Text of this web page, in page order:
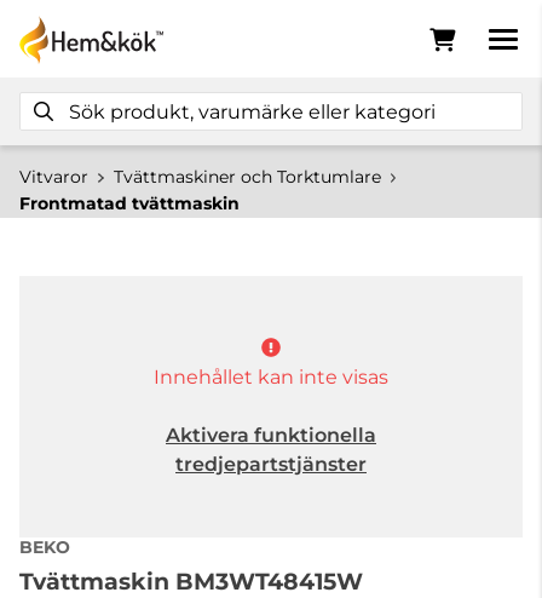
Vitvaror
Tvättmaskiner och Torktumlare
Frontmatad tvättmaskin
Innehållet kan inte visas
Aktivera funktionella
tredjepartstjänster
BEKO
Tvättmaskin BM3WT48415W